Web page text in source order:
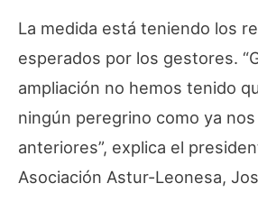
La medida está teniendo los
esperados por los gestores.
ampliación no hemos tenido
ningún peregrino como ya
anteriores”, explica el
Asociación Astur-Leonesa,